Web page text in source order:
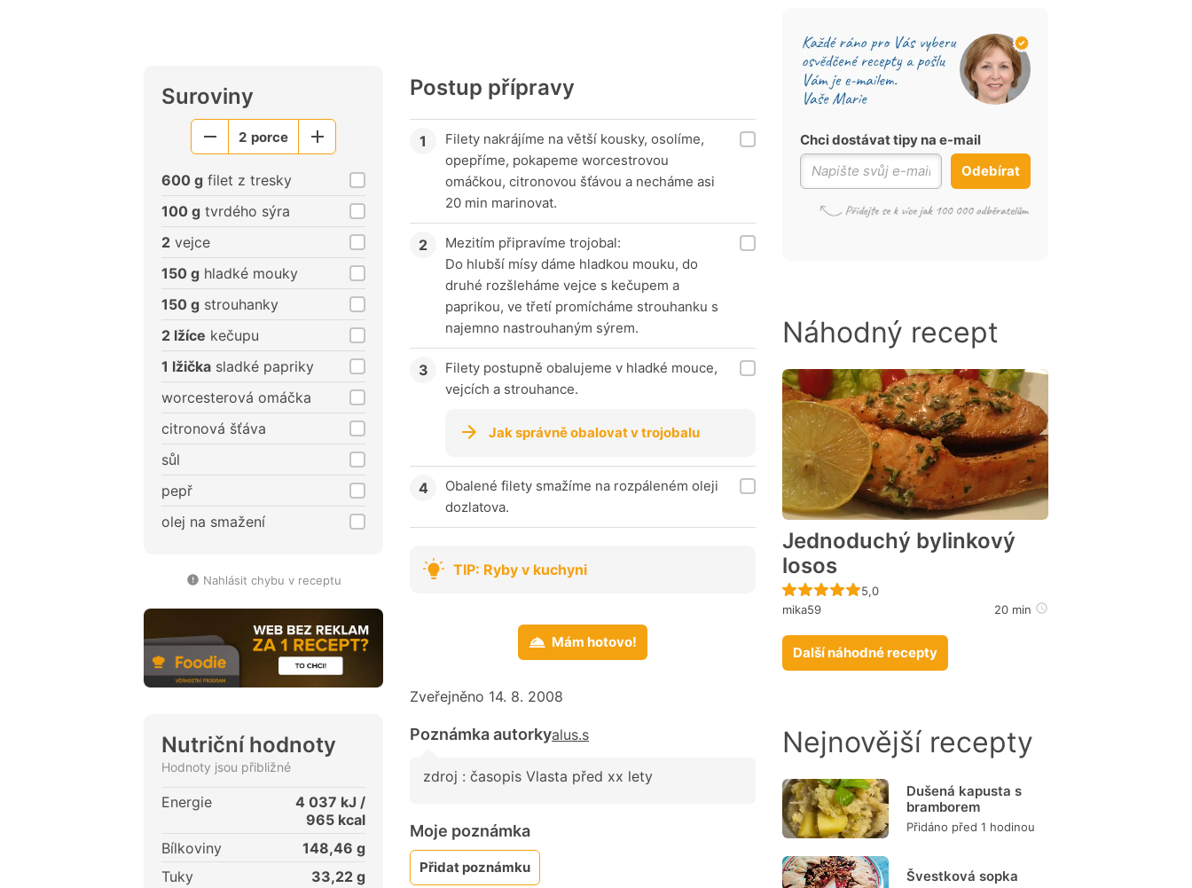
Suroviny
Menší
2 porce
Větší
600 g filet z tresky
100 g tvrdého sýra
2 vejce
150 g hladké mouky
150 g strouhanky
2 lžíce kečupu
1 lžička sladké papriky
worcesterová omáčka
citronová šťáva
sůl
pepř
olej na smažení
Nahlásit chybu v receptu
Nutriční hodnoty
Hodnoty jsou přibližné
Energie 4 037 kJ /
965 kcal
Bílkoviny
148,46 g
Tuky
33,22 g
Postup přípravy
Filety nakrájíme na větší kousky, osolíme,
opepříme, pokapeme worcestrovou
omáčkou, citronovou šťávou a necháme asi
20 min marinovat.
Mezitím připravíme trojobal:
Do hlubší mísy dáme hladkou mouku, do
druhé rozšleháme vejce s kečupem a
paprikou, ve třetí promícháme strouhanku s
najemno nastrouhaným sýrem.
Filety postupně obalujeme v hladké mouce,
vejcích a strouhance.
Jak správně obalovat v trojobalu
Obalené filety smažíme na rozpáleném oleji
dozlatova.
TIP: Ryby v kuchyni
Mám hotovo!
Zveřejněno 14. 8. 2008
Poznámka autorkyalus.s
zdroj : časopis Vlasta před xx lety
Moje poznámka
Přidat poznámku
Chci dostávat tipy na e-mail
Odebírat
Náhodný recept
Jednoduchý bylinkový
losos
Recept ještě nebyl hodnocen
5,0
mika59
20 min
Další náhodné recepty
Nejnovější recepty
Dušená kapusta s
bramborem
Přidáno před 1 hodinou
Švestková sopka